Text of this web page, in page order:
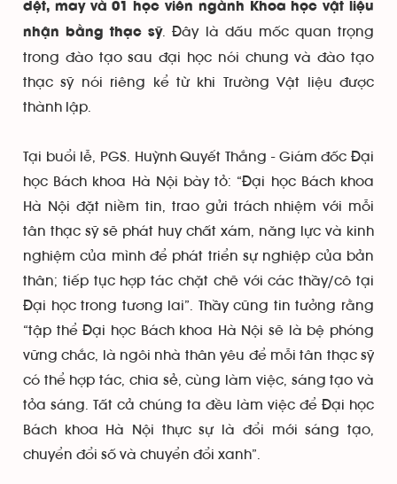
dệt, may và 01 học viên ngành Khoa học vật liệu
nhận bằng thạc sỹ. Đây là dấu mốc quan trọng
trong đào tạo sau đại học nói chung và đào tạo
thạc sỹ nói riêng kể từ khi Trường Vật liệu được
thành lập.
Tại buổi lễ, PGS. Huỳnh Quyết Thắng - Giám đốc Đại
học Bách khoa Hà Nội bày tỏ: “Đại học Bách khoa
Hà Nội đặt niềm tin, trao gửi trách nhiệm với mỗi
tân thạc sỹ sẽ phát huy chất xám, năng lực và kinh
nghiệm của mình để phát triển sự nghiệp của bản
thân; tiếp tục hợp tác chặt chẽ với các thầy/cô tại
Đại học trong tương lai”. Thầy cũng tin tưởng rằng
“tập thể Đại học Bách khoa Hà Nội sẽ là bệ phóng
vững chắc, là ngôi nhà thân yêu để mỗi tân thạc sỹ
có thể hợp tác, chia sẻ, cùng làm việc, sáng tạo và
tỏa sáng. Tất cả chúng ta đều làm việc để Đại học
Bách khoa Hà Nội thực sự là đổi mới sáng tạo,
chuyển đổi số và chuyển đổi xanh”.